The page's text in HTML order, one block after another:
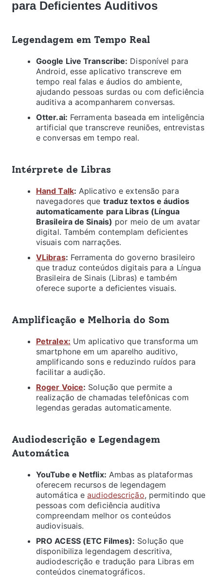
para Deficientes Auditivos
Legendagem em Tempo Real
Google Live Transcribe: Disponível para
Android, esse aplicativo transcreve em
tempo real falas e áudios do ambiente,
ajudando pessoas surdas ou com deficiência
auditiva a acompanharem conversas.
Otter.ai: Ferramenta baseada em inteligência
artificial que transcreve reuniões, entrevistas
e conversas em tempo real.
Intérprete de Libras
Hand Talk: Aplicativo e extensão para
navegadores que traduz textos e áudios
automaticamente para Libras (Língua
Brasileira de Sinais) por meio de um avatar
digital. Também contemplam deficientes
visuais com narrações.
VLibras: Ferramenta do governo brasileiro
que traduz conteúdos digitais para a Língua
Brasileira de Sinais (Libras) e também
oferece suporte a deficientes visuais.
Amplificação e Melhoria do Som
Petralex: Um aplicativo que transforma um
smartphone em um aparelho auditivo,
amplificando sons e reduzindo ruídos para
facilitar a audição.
Roger Voice: Solução que permite a
realização de chamadas telefônicas com
legendas geradas automaticamente.
Audiodescrição e Legendagem
Automática
YouTube e Netflix: Ambas as plataformas
oferecem recursos de legendagem
automática eaudiodescrição, permitindo que
pessoas com deficiência auditiva
compreendam melhor os conteúdos
audiovisuais.
PRO ACESS (ETC Filmes): Solução que
disponibiliza legendagem descritiva,
audiodescrição e tradução para Libras em
conteúdos cinematográficos.